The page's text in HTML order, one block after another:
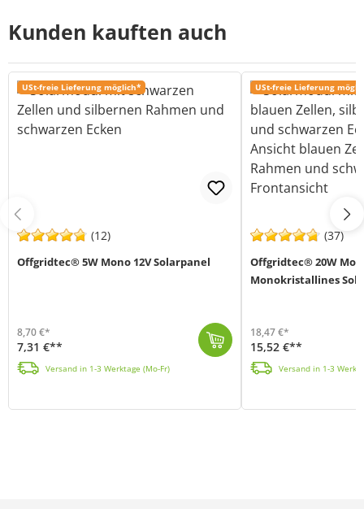
Kunden kauften auch
USt-freie Lieferung möglich*
(12)
Offgridtec® 5W Mono 12V Solarpanel
8,70 €*
7,31 €**
Versand in 1-3 Werktage (Mo-Fr)
USt-freie Lieferung
(37)
Offgridtec® 20W
Monokristallines
18,47 €*
15,52 €**
Versand in 1-3